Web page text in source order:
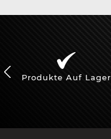
Produkte Auf Lager